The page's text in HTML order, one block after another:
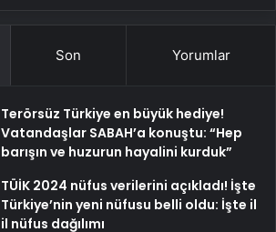
Son Yorumlar
Terörsüz Türkiye en büyük hediye!
Vatandaşlar SABAH’a konuştu: “Hep
barışın ve huzurun hayalini kurduk”
TÜİK 2024 nüfus verilerini açıkladı! İşte
Türkiye’nin yeni nüfusu belli oldu: İşte il
il nüfus dağılımı